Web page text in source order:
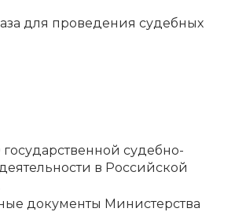
для проведения судебных
судебно-
в Российской
документы Министерства